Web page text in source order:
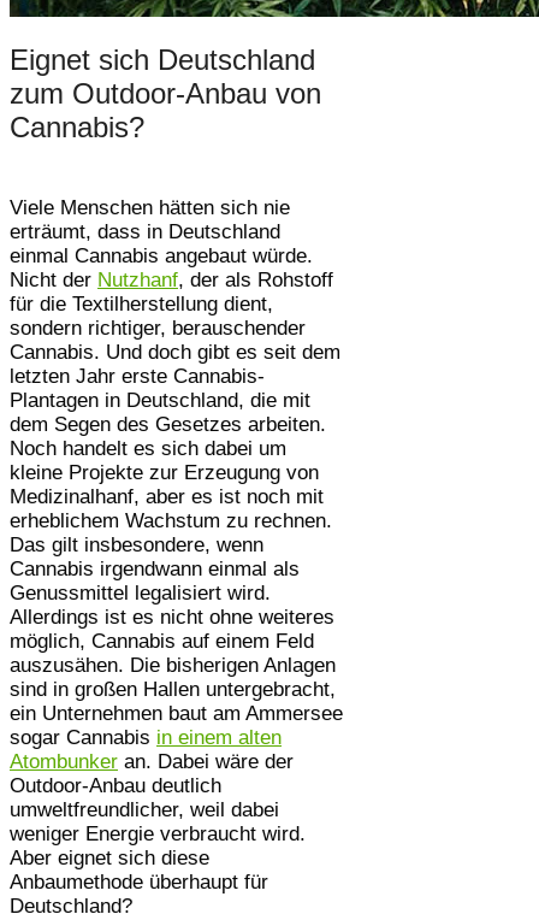
Eignet sich Deutschland
zum Outdoor-Anbau von
Cannabis?
Viele Menschen hätten sich nie
erträumt, dass in Deutschland
einmal Cannabis angebaut würde.
Nicht der Nutzhanf, der als Rohstoff
für die Textilherstellung dient,
sondern richtiger, berauschender
Cannabis. Und doch gibt es seit dem
letzten Jahr erste Cannabis-
Plantagen in Deutschland, die mit
dem Segen des Gesetzes arbeiten.
Noch handelt es sich dabei um
kleine Projekte zur Erzeugung von
Medizinalhanf, aber es ist noch mit
erheblichem Wachstum zu rechnen.
Das gilt insbesondere, wenn
Cannabis irgendwann einmal als
Genussmittel legalisiert wird.
Allerdings ist es nicht ohne weiteres
möglich, Cannabis auf einem Feld
auszusähen. Die bisherigen Anlagen
sind in großen Hallen untergebracht,
ein Unternehmen baut am Ammersee
sogar Cannabis in einem alten
Atombunker an. Dabei wäre der
Outdoor-Anbau deutlich
umweltfreundlicher, weil dabei
weniger Energie verbraucht wird.
Aber eignet sich diese
Anbaumethode überhaupt für
Deutschland?